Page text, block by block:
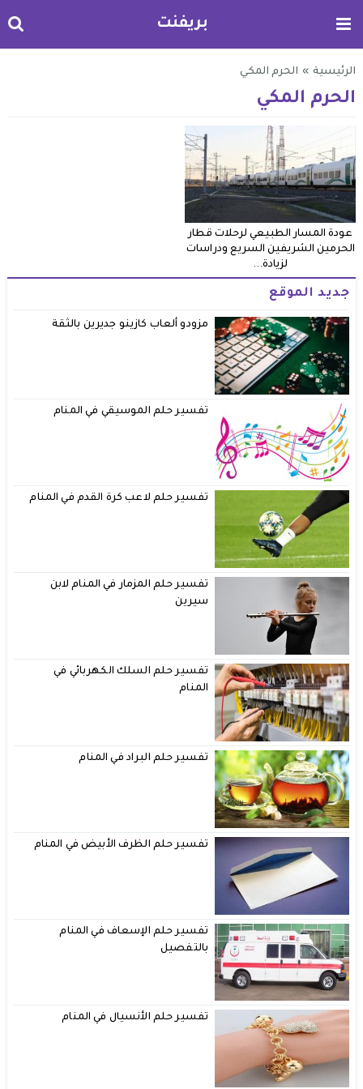
بريفنت
الرئيسية » الحرم المكي
الحرم المكي
عودة المسار الطبيعي لرحلات قطار
الحرمين الشريفين السريع ودراسات
لزيادة...
جديد الموقع
مزودو ألعاب كازينو جديرين بالثقة
تفسير حلم الموسيقي في المنام
تفسير حلم لاعب كرة القدم في المنام
تفسير حلم المزمار في المنام لابن
سيرين
تفسير حلم السلك الكهربائي في
المنام
تفسير حلم البراد في المنام
تفسير حلم الظرف الأبيض في المنام
تفسير حلم الإسعاف في المنام
بالتفصيل
تفسير حلم الأنسيال في المنام